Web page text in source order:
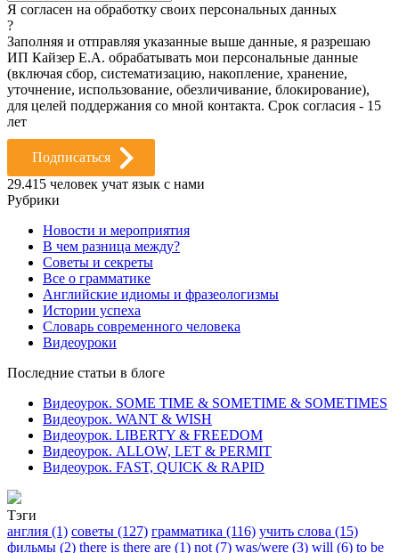
Я согласен на обработку своих персональных данных
?
Заполняя и отправляя указанные выше данные, я разрешаю
ИП Кайзер Е.А. обрабатывать мои персональные данные
(включая сбор, систематизацию, накопление, хранение,
уточнение, использование, обезличивание, блокирование),
для целей поддержания со мной контакта. Срок согласия - 15
лет
Подписаться
29.415 человек учат язык с нами
Рубрики
Новости и мероприятия
В чем разница между?
Советы и секреты
Все о грамматике
Английские идиомы и фразеологизмы
Истории успеха
Словарь современного человека
Видеоуроки
Последние статьи в блоге
Видеоурок. SOME TIME & SOMETIME & SOMETIMES
Видеоурок. WANT & WISH
Видеоурок. LIBERTY & FREEDOM
Видеоурок. ALLOW, LET & PERMIT
Видеоурок. FAST, QUICK & RAPID
Тэги
англия (1) советы (127) грамматика (116) учить слова (15)
фильмы (2) there is there are (1) not (7) was/were (3) will (6) to be